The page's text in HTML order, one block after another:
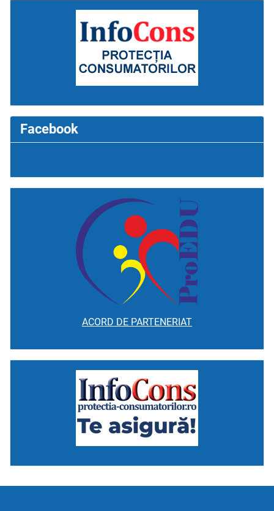
Facebook
ACORD DE PARTENERIAT